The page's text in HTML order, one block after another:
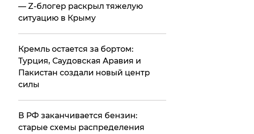
— Z-блогер раскрыл тяжелую
ситуацию в Крыму
​Кремль остается за бортом:
Турция, Саудовская Аравия и
Пакистан создали новый центр
силы
​В РФ заканчивается бензин:
старые схемы распределения